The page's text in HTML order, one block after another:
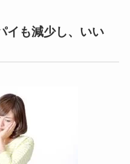
イも減少し、いい